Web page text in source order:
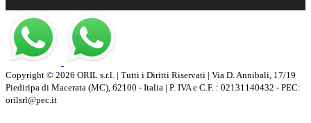
Copyright © 2026 ORIL s.r.l. | Tutti i Diritti Riservati | Via D. Annibali, 17/19
Piediripa di Macerata (MC), 62100 - Italia | P. IVA e C.F. : 02131140432 - PEC:
orilsrl@pec.it